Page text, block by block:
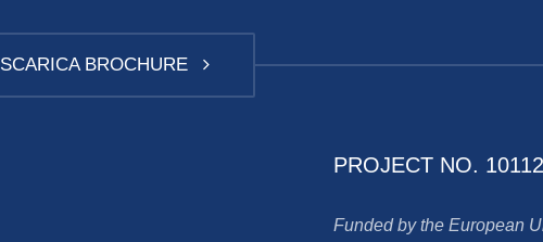
SCARICA BROCHURE
PROJECT NO.
Funded by the European